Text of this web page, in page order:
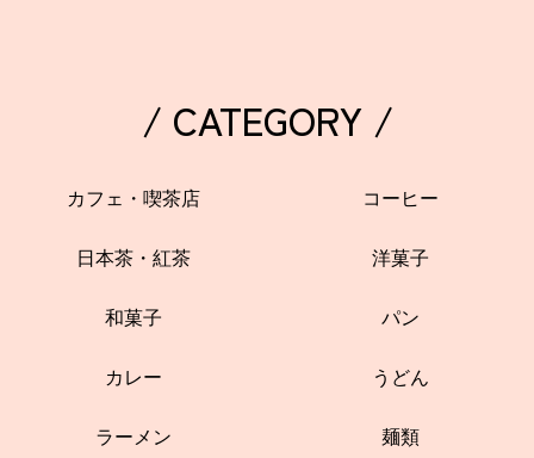
/ CATEGORY /
カフェ・喫茶店 コーヒー
日本茶・紅茶 洋菓子
和菓子 パン
カレー うどん
ラーメン 麺類